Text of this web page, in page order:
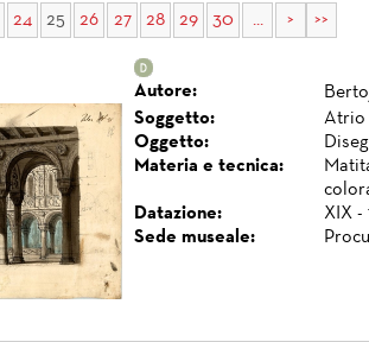
24 25 26 27 28 29 30 ... > >>
Autore:
Soggetto:
Atrio
Oggetto:
Materia e tecnica:
Datazione:
XIX -
Sede museale: